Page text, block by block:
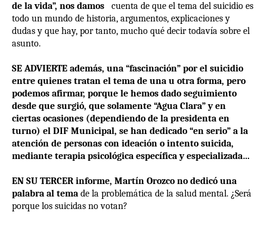
de la vida”, nos damos cuenta de que el tema del suicidio es
todo un mundo de historia, argumentos, explicaciones y
dudas y que hay, por tanto, mucho qué decir todavía sobre el
asunto.
SE ADVIERTE además, una “fascinación” por el suicidio
entre quienes tratan el tema de una u otra forma, pero
podemos afirmar, porque le hemos dado seguimiento
desde que surgió, que solamente “Agua Clara” y en
ciertas ocasiones (dependiendo de la presidenta en
turno) el DIF Municipal, se han dedicado “en serio” a la
atención de personas con ideación o intento suicida,
mediante terapia psicológica específica y especializada…
EN SU TERCER informe, Martín Orozco no dedicó una
palabra al tema de la problemática de la salud mental. ¿Será
porque los suicidas no votan?